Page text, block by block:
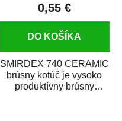
0,55 €
DO KOŠÍKA
SMIRDEX 740 CERAMIC
brúsny kotúč je vysoko
produktívny brúsny